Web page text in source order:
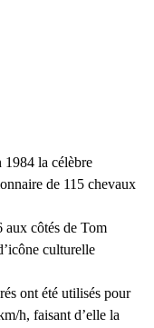
la célèbre
de 115 chevaux
aux côtés de Tom
culturelle
ont été utilisés pour
h, faisant d’elle la